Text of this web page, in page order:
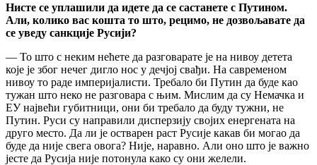
Нисте се уплашили да идете да се састанете с Путином.
Али, колико вас кошта то што, рецимо, не дозвољавате да
се уведу санкције Русији?
— То што с неким нећете да разговарате је на нивоу детета
које је због нечег дигло нос у дечјој свађи. На савременом
нивоу то раде империјалисти. Требало би Путин да буде као
тужан што неко не разговара с њим. Мислим да су Немачка и
ЕУ највећи губитници, они би требало да буду тужни, не
Путин. Руси су направили дисперзију својих енергената на
друго место. Да ли је остварен раст Русије какав би могао да
буде да није свега овога? Није, наравно. Али оно што је важно
јесте да Русија није потонула како су они желели.